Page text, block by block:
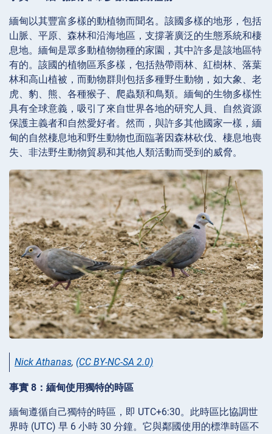
緬甸以其豐富多樣的動植物而聞名。該國多樣的地形，包括
山脈、平原、森林和沿海地區，支撐著廣泛的生態系統和棲
息地。緬甸是眾多動植物物種的家園，其中許多是該地區特
有的。該國的植物區系多樣，包括熱帶雨林、紅樹林、落葉
林和高山植被，而動物群則包括多種野生動物，如大象、老
虎、豹、熊、各種猴子、爬蟲類和鳥類。緬甸的生物多樣性
具有全球意義，吸引了來自世界各地的研究人員、自然資源
保護主義者和自然愛好者。然而，與許多其他國家一樣，緬
甸的自然棲息地和野生動物也面臨著因森林砍伐、棲息地喪
失、非法野生動物貿易和其他人類活動而受到的威脅。
Nick Athanas, (CC BY-NC-SA 2.0)
事實 8：緬甸使用獨特的時區
緬甸遵循自己獨特的時區，即 UTC+6:30。此時區比協調世
界時 (UTC) 早 6 小時 30 分鐘。它與鄰國使用的標準時區不